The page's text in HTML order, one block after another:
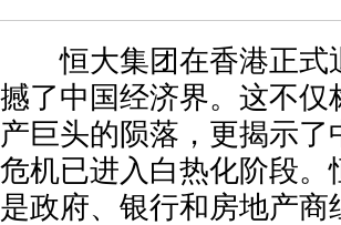
恒大集团在香港正式
撼了中国经济界。这不
产巨头的陨落，更揭示
危机已进入白热化阶段
是政府、银行和房地产商